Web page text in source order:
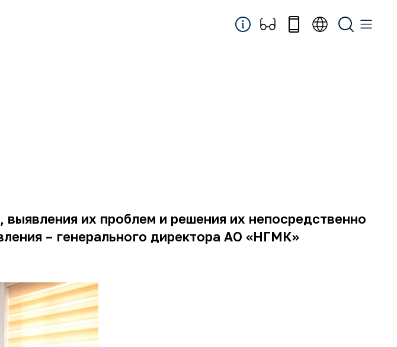
их проблем и решения их непосредственно
– генерального директора АО «НГМК»